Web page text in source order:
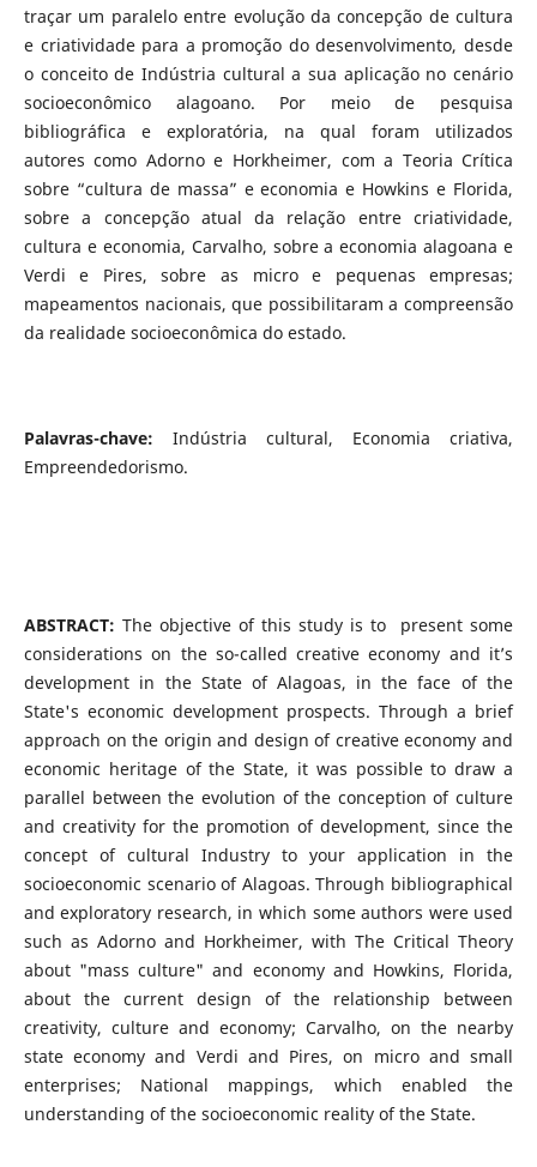
traçar um paralelo entre evolução da concepção de cultura
e criatividade para a promoção do desenvolvimento, desde
o conceito de Indústria cultural a sua aplicação no cenário
socioeconômico alagoano. Por meio de pesquisa
bibliográfica e exploratória, na qual foram utilizados
autores como Adorno e Horkheimer, com a Teoria Crítica
sobre “cultura de massa” e economia e Howkins e Florida,
sobre a concepção atual da relação entre criatividade,
cultura e economia, Carvalho, sobre a economia alagoana e
Verdi e Pires, sobre as micro e pequenas empresas;
mapeamentos nacionais, que possibilitaram a compreensão
da realidade socioeconômica do estado.
Palavras-chave: Indústria cultural, Economia criativa,
Empreendedorismo.
ABSTRACT: The objective of this study is to present some
considerations on the so-called creative economy and it’s
development in the State of Alagoas, in the face of the
State's economic development prospects. Through a brief
approach on the origin and design of creative economy and
economic heritage of the State, it was possible to draw a
parallel between the evolution of the conception of culture
and creativity for the promotion of development, since the
concept of cultural Industry to your application in the
socioeconomic scenario of Alagoas. Through bibliographical
and exploratory research, in which some authors were used
such as Adorno and Horkheimer, with The Critical Theory
about "mass culture" and economy and Howkins, Florida,
about the current design of the relationship between
creativity, culture and economy; Carvalho, on the nearby
state economy and Verdi and Pires, on micro and small
enterprises; National mappings, which enabled the
understanding of the socioeconomic reality of the State.